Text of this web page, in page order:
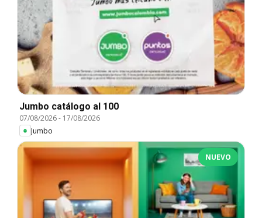
Jumbo catálogo al 100
07/08/2026- 17/08/2026
Jumbo
NUEVO